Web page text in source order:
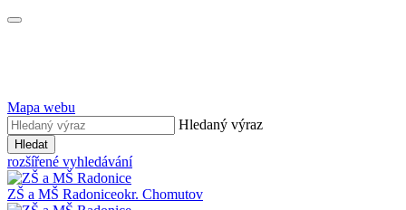
Mapa webu
Hledaný výraz
Hledat
rozšířené vyhledávání
ZŠ a MŠ Radoniceokr. Chomutov